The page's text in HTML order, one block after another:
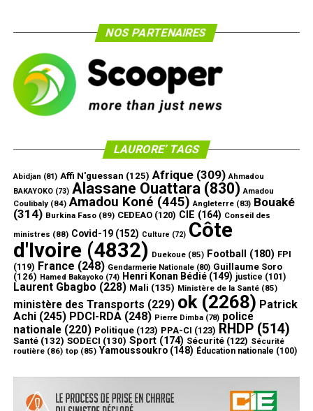
NOS PARTENAIRES
LAURORE’ TAGS
Abidjan (81) Affi N'guessan (125) Afrique(309) Ahmadou
BAKAYOKO(73) Alassane Ouattara (830) Amadou
Coulibaly(84) Amadou Koné (445) Angleterre(83) Bouaké
(314) Burkina Faso(89) CEDEAO(120) CIE (164) Conseil des
ministres (88) Covid-19(152) Culture (72) Côte
d'Ivoire(4832) Duekoue(85) Football (180) FPI
(119) France (248) Gendarmerie Nationale(80) Guillaume Soro
(126) Hamed Bakayoko(74) Henri Konan Bédié(149) justice (101)
Laurent Gbagbo (228) Mali (135) Ministère de la Santé(85)
ministère des Transports (229) ok(2268) Patrick
Achi(245) PDCI-RDA(248) Pierre Dimba(78) police
nationale(220) Politique(123) PPA-CI (123) RHDP(514)
Santé(132) SODECI (130) Sport(174) Sécurité(122) Sécurité
routière(86) top(85) Yamoussoukro(148) Éducation nationale (100)